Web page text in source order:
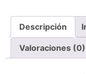
Descripción
Valoraciones (0)